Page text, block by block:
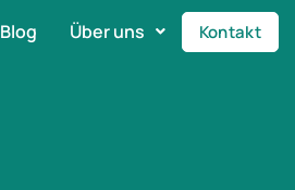
Blog Über uns Kontakt